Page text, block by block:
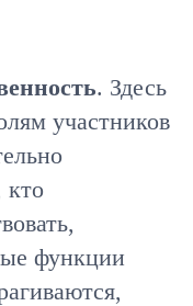
. Здесь
участников
кто
функции